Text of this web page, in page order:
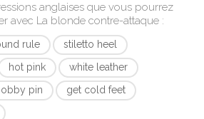
anglaises que vous pourrez
avec La blonde contre-attaque :
rule
stiletto heel
hot pink
white leather
pin
get cold feet